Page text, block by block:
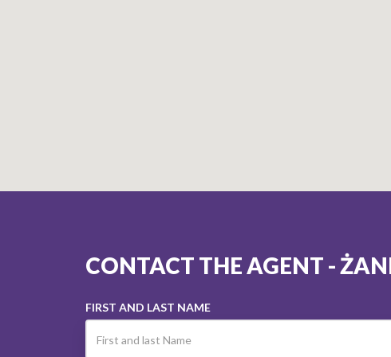
CONTACT THE AGENT -
FIRST AND LAST NAME